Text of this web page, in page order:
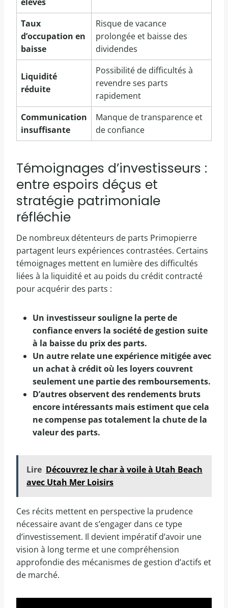
Taux
d’occupation en
baisse
Risque de vacance
prolongée et baisse des
dividendes
Liquidité
réduite
Possibilité de difficultés à
revendre ses parts
rapidement
Communication
insuffisante
Manque de transparence et
de confiance
Témoignages d’investisseurs :
entre espoirs déçus et
stratégie patrimoniale
réfléchie
De nombreux détenteurs de parts Primopierre
partagent leurs expériences contrastées. Certains
témoignages mettent en lumière des difficultés
liées à la liquidité et au poids du crédit contracté
pour acquérir des parts :
Un investisseur souligne la perte de
confiance envers la société de gestion suite
à la baisse du prix des parts.
Un autre relate une expérience mitigée avec
un achat à crédit où les loyers couvrent
seulement une partie des remboursements.
D’autres observent des rendements bruts
encore intéressants mais estiment que cela
ne compense pas totalement la chute de la
valeur des parts.
Lire Découvrez le char à voile à Utah Beach
avec Utah Mer Loisirs
Ces récits mettent en perspective la prudence
nécessaire avant de s’engager dans ce type
d’investissement. Il devient impératif d’avoir une
vision à long terme et une compréhension
approfondie des mécanismes de gestion d’actifs et
de marché.